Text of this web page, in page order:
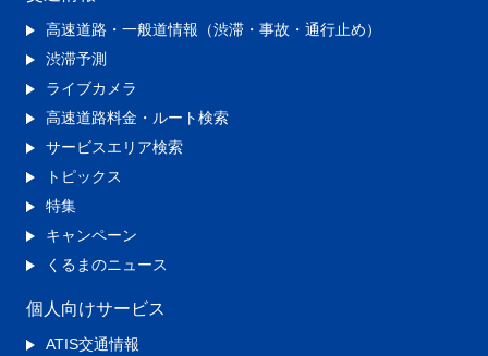
高速道路・一般道情報（渋滞・事故・通行止め）
渋滞予測
ライブカメラ
高速道路料金・ルート検索
サービスエリア検索
トピックス
特集
キャンペーン
くるまのニュース
個人向けサービス
ATIS交通情報